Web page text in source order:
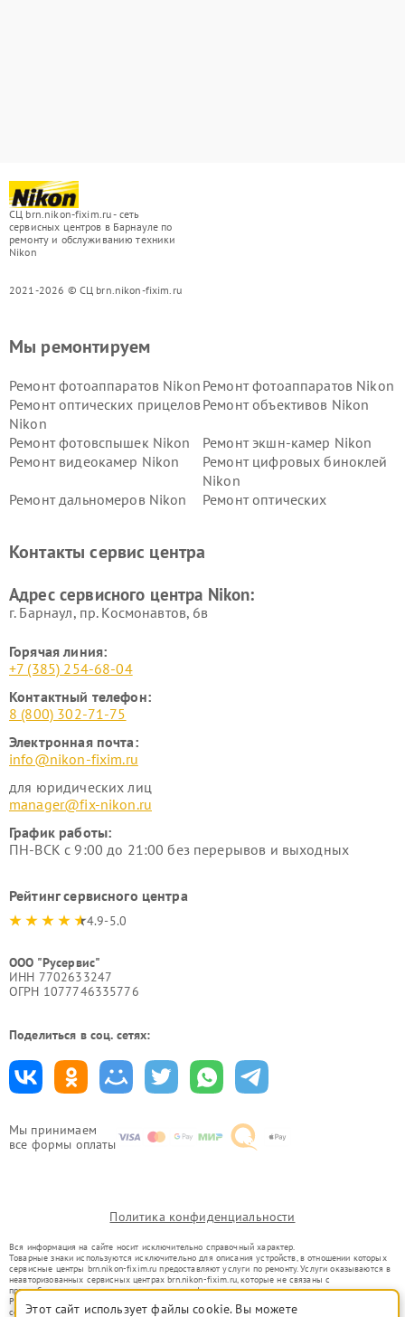
СЦ brn.nikon-fixim.ru - сеть
сервисных центров в Барнауле по
ремонту и обслуживанию техники
Nikon
2021-2026 © СЦ brn.nikon-fixim.ru
Мы принимаем
все формы оплаты
Мы ремонтируем
Ремонт фотоаппаратов Nikon Ремонт фотоаппаратов Nikon
Ремонт оптических прицелов
Nikon
Ремонт объективов Nikon
Ремонт фотовспышек Nikon
Ремонт экшн-камер Nikon
Ремонт видеокамер Nikon
Ремонт цифровых биноклей
Nikon
Ремонт дальномеров Nikon
Ремонт оптических
Контакты сервис центра
Адрес сервисного центра Nikon:
г. Барнаул, ​пр. Космонавтов, 6в
Горячая линия:
+7 (385) 254-68-04
Контактный телефон:
8 (800) 302-71-75
Электронная почта:
info@nikon-fixim.ru
для юридических лиц
manager@fix-nikon.ru
График работы:
ПН-ВСК с 9:00 до 21:00 без перерывов и выходных
Рейтинг сервисного центра
4.9-5.0
ООО "Русервис"
ИНН 7702633247
ОГРН 1077746335776
Поделиться в соц. сетях:
Политика конфиденциальности
Вся информация на сайте носит исключительно справочный характер.
Товарные знаки используются исключительно для описания устройств, в отношении которых
сервисные центры brn.nikon-fixim.ru предоставляют услуги по ремонту. Услуги оказываются в
неавторизованных сервисных центрах brn.nikon-fixim.ru, которые не связаны с
правообладателями товарных знаков или их официальными представителями.
Ремонт осуществляется для устройств, уже введенных в гражданский оборот в соответствии
со статьей 1487 ГК РФ.
Этот сайт использует файлы cookie. Вы можете